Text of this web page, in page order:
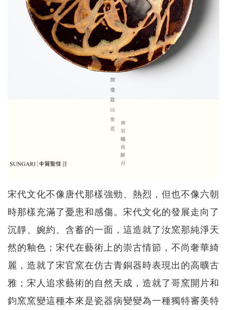
宋代文化不像唐代那樣強勁、熱烈，但也不像六朝
時那樣充滿了憂患和感傷。宋代文化的發展走向了
沉靜、婉約、含蓄的一面，這造就了汝窯那純淨天
然的釉色；宋代在藝術上的崇古情節，不尚奢華綺
麗，造就了宋官窯在仿古青銅器時表現出的高曠古
雅；宋人追求藝術的自然天成，造就了哥窯開片和
鈞窯窯變這種本來是瓷器病變變為一種獨特審美特